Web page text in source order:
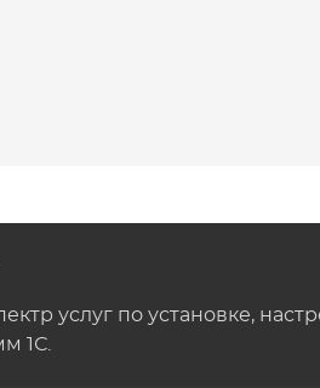
услуг по установке,
1С.